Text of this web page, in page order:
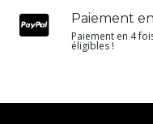
Paiement
Paiement en 4
éligibles !